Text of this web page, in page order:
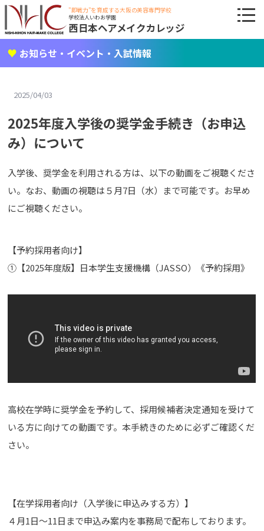
"即戦力"を育成する大阪の美容専門学校
学校法人いわお学園
西日本ヘアメイクカレッジ
お知らせ・イベント・入試情報
2025/04/03
2025年度入学後の奨学金手続き（お申込
み）について
入学後、奨学金を利用される方は、以下の動画をご視聴くださ
い。なお、動画の視聴は５月7日（水）まで可能です。お早め
にご視聴ください。
【予約採用者向け】
➀【2025年度版】日本学生支援機構（JASSO）《予約採用》
高校在学時に奨学金を予約して、採用候補者決定通知を受けて
いる方に向けての動画です。本手続きのために必ずご確認くだ
さい。
【在学採用者向け（入学後に申込みする方）】
４月1日～11日まで申込み案内を事務局で配布しております。